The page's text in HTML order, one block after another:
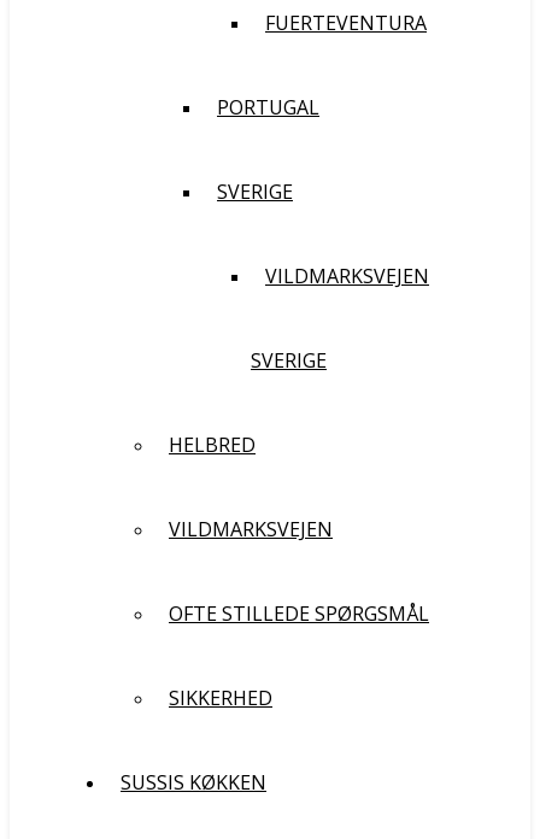
FUERTEVENTURA
PORTUGAL
SVERIGE
VILDMARKSVEJEN
SVERIGE
HELBRED
VILDMARKSVEJEN
OFTE STILLEDE SPØRGSMÅL
SIKKERHED
SUSSIS KØKKEN